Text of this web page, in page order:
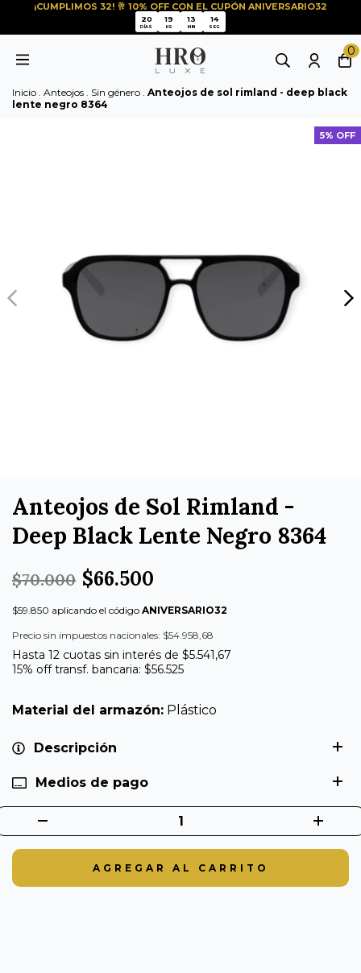
¡CUMPLIMOS 32! 🥂 10% OFF CON EL CUPÓN ANIVERSARIO32
20
20
DÍAS
19
19
HS
13
13
MIN
14
14
SEG
0
Inicio Anteojos Sin género Anteojos de sol rimland - deep black
lente negro 8364
5% OFF
Anteojos de Sol Rimland -
Deep Black Lente Negro 8364
$70.000 $66.500
$59.850 aplicando el código ANIVERSARIO32
Precio sin impuestos nacionales: $54.958,68
Hasta 12 cuotas sin interés de $5.541,67
15% off transf. bancaria: $56.525
Material del armazón: Plástico
Descripción
Medios de pago